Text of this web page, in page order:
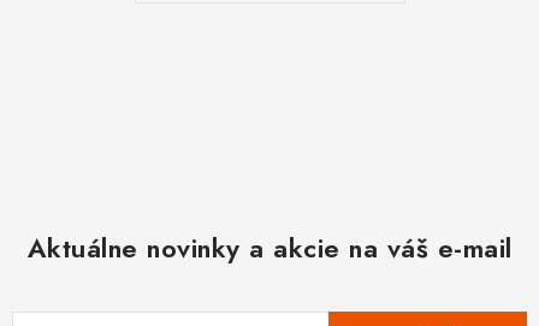
Aktuálne novinky a akcie na váš e-mail